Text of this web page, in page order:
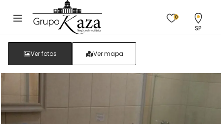
0
SP
Ver fotos Ver mapa